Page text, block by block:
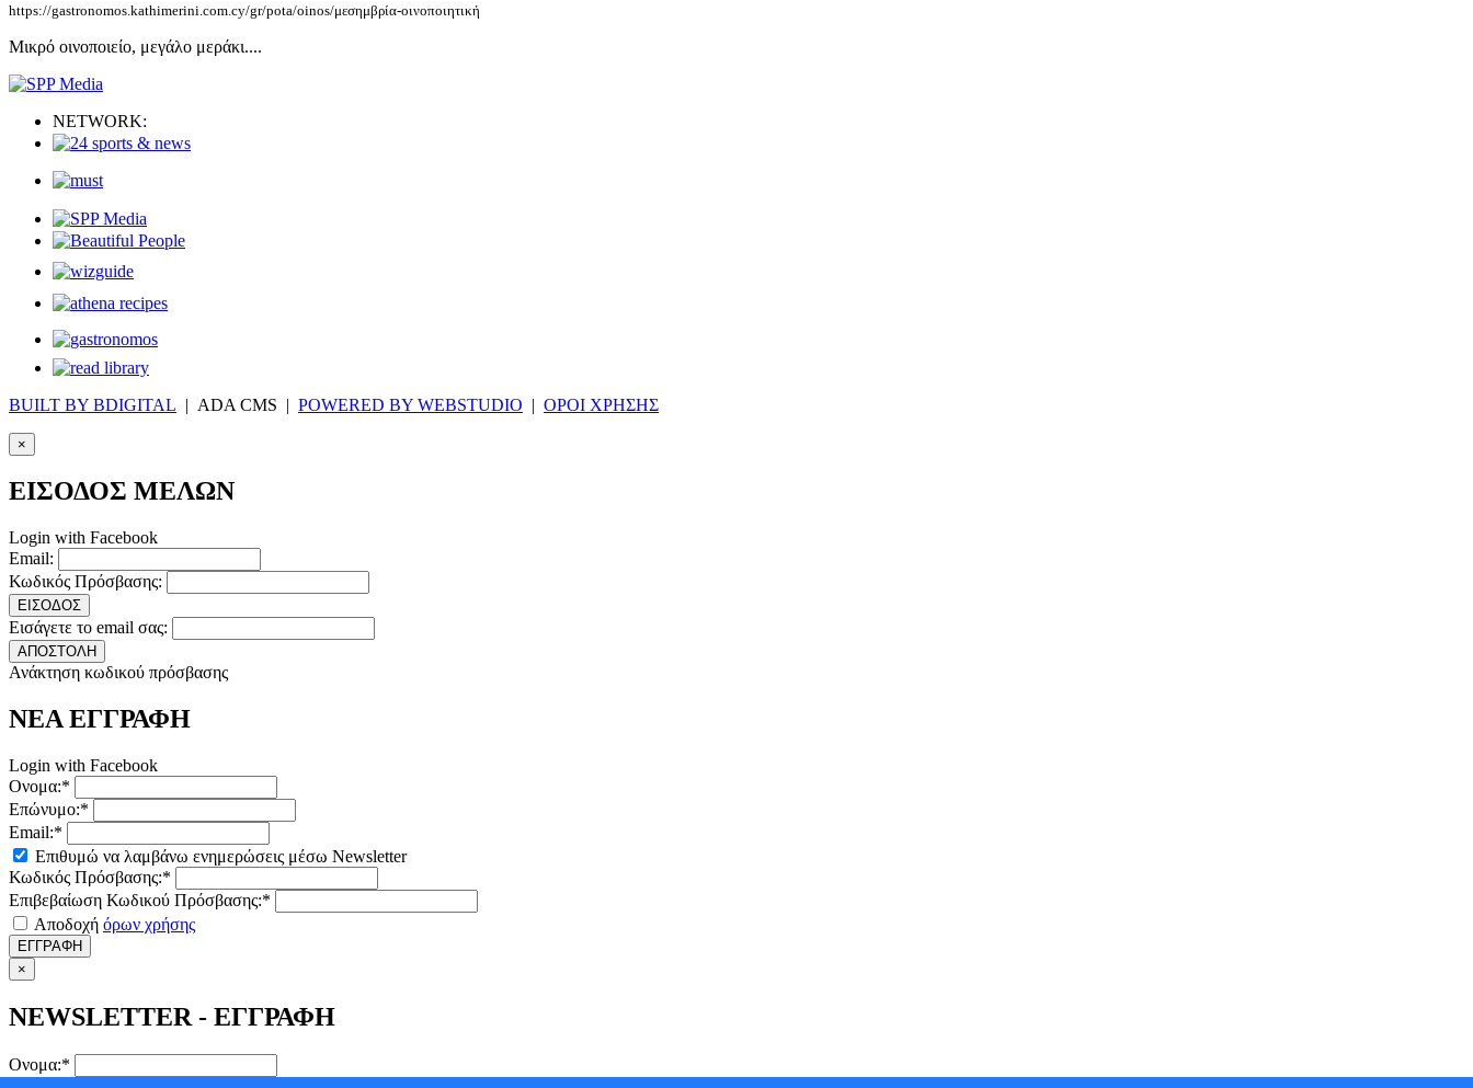
https://gastronomos.kathimerini.com.cy/gr/pota/oinos/μεσημβρία-οινοποιητική
Μικρό οινοποιείο, μεγάλο μεράκι....
NETWORK:
BUILT BY BDIGITAL | ADA CMS | POWERED BY WEBSTUDIO | ΟΡΟΙ ΧΡΗΣΗΣ
×
ΕΙΣΟΔΟΣ ΜΕΛΩΝ
Login with Facebook
Email:
Κωδικός Πρόσβασης:
ΕΙΣΟΔΟΣ
Εισάγετε το email σας:
ΑΠΟΣΤΟΛΗ
Ανάκτηση κωδικού πρόσβασης
ΝΕΑ ΕΓΓΡΑΦΗ
Login with Facebook
Ονομα:*
Επώνυμο:*
Email:*
Επιθυμώ να λαμβάνω ενημερώσεις μέσω Newsletter
Κωδικός Πρόσβασης:*
Επιβεβαίωση Κωδικού Πρόσβασης:*
Αποδοχή όρων χρήσης
ΕΓΓΡΑΦΗ
×
NEWSLETTER - ΕΓΓΡΑΦΗ
Ονομα:*